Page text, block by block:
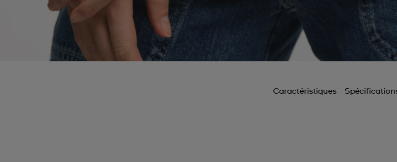
Caractéristiques